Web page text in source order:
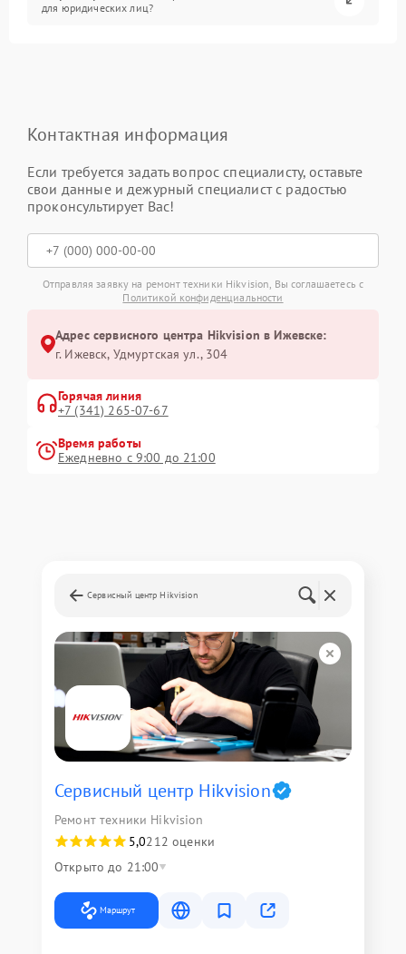
для юридических лиц?
Контактная информация
Если требуется задать вопрос специалисту, оставьте
свои данные и дежурный специалист с радостью
проконсультирует Вас!
Отправляя заявку на ремонт техники Hikvision, Вы соглашаетесь с
Политикой конфиденциальности
Адрес сервисного центра Hikvision в Ижевске:
г. Ижевск, Удмуртская ул., 304
Горячая линия
+7 (341) 265-07-67
Время работы
Ежедневно с 9:00 до 21:00
Сервисный центр Hikvision
Сервисный центр Hikvision
Ремонт техники Hikvision
5,0212 оценки
Открыто до 21:00
Маршрут